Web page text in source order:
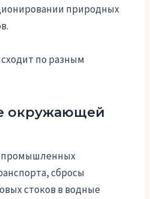
природных
по разным
окружающей
промышленных
сбросы
стоков в водные